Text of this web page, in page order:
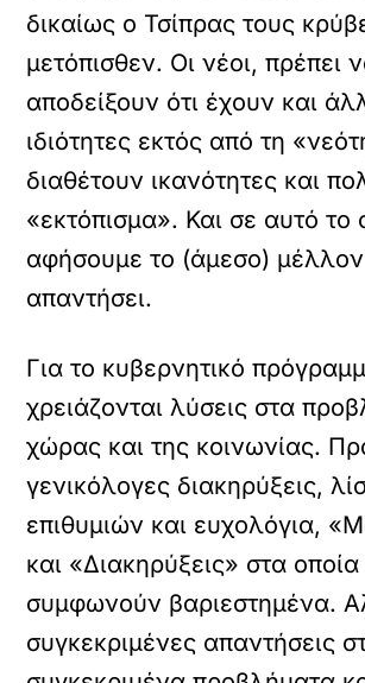
δικαίως ο Τσίπρας τους
μετόπισθεν. Οι νέοι, πρέπει
αποδείξουν ότι έχουν και
ιδιότητες εκτός από τη
διαθέτουν ικανότητες και
«εκτόπισμα». Και σε αυτό το
αφήσουμε το (άμεσο)
απαντήσει.
Για το κυβερνητικό
χρειάζονται λύσεις στα
χώρας και της κοινωνίας.
γενικόλογες διακηρύξεις,
επιθυμιών και ευχολόγια,
και «Διακηρύξεις» στα οποία
συμφωνούν βαριεστημένα.
συγκεκριμένες απαντήσεις